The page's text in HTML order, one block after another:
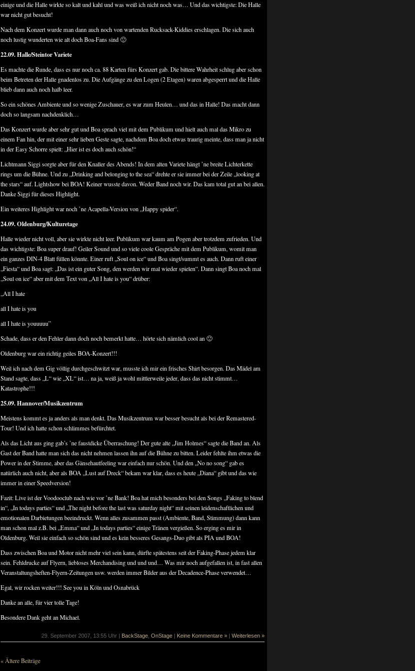
einige und die Halle wirkte so kalt und kahl und was weiß ich nicht noch was… Und das wichtigste: Die Halle
war nicht gut besucht!
Nach dem Konzert wurde man dann auch noch von wartenden Rucksack-Kiddies erschlagen. Die sich auch
noch lustig wunderten wie alt doch Boa-Fans sind 🙂
22.09. Halle/Steintor Variete
Es machte die Runde, dass es nur noch ca. 88 Karten fürs Konzert gab. Die bittere Wahrheit schlug aber schon
beim Betreten der Halle gnadenlos zu. Die Aufgänge zu den Logen (2 Etagen) waren abgesperrt und die Halle
blieb dann auch noch halb leer.
So ein schönes Ambiente und so wenige Zuschauer, es war zum Heulen… und das in Halle! Das macht dann
doch so langsam nachdenklich…
Das Konzert wurde aber sehr gut und Boa sprach viel mit dem Publikum und hielt auch mal das Mikro zu
einem Fan hin, der mit einer sehr lieben Geste sagte, nachdem Boa doch etwas traurig meinte, dass man ja nicht
in der Easy Schorre spielt: „Hier ist es doch auch schön!“
Lichtmann Siggi sorgte aber für den Knaller des Abends! In dem alten Variete hängt ’ne breite Lichterkette
rings um die Bühne. Und zu „Drinking and belonging to the sea“ drehte er sie immer bei der Zeile „looking at
the stars“ auf. Lightshow bei BOA! Keiner wusste davon. Weder Band noch wir. Das kam total gut an bei allen.
Danke Siggi für dieses Highlight.
Ein weiteres Highlight war noch ’ne Acapella-Version von „Happy spider“.
24.09. Oldenburg/Kulturetage
Halle wieder nicht voll, aber sie wirkte nicht leer. Publikum war kaum am Pogen aber trotzdem zufrieden. Und
das wichtigste: Boa super drauf! Geiler Sound und so viele coole Gespräche mit dem Publikum, womit man
ein ganzes DIN-4 Blatt füllen könnte. Einer ruft „Soul on ice“ und Boa singt/summt es auch. Dann ruft einer
„Fiesta“ und Boa sagt: „Das ist ein guter Song, den werden wir mal wieder spielen“. Dann singt Boa noch mal
„Soul on ice“ aber mit dem Text von „All I hate is you“ drüber:
„All I hate
all I hate is you
all I hate is youuuuu”
Schade, dass er den Fehler dann doch noch bemerkt hatte… hörte sich nämlich cool an 🙂
Oldenburg war ein richtig geiles BOA-Konzert!!!
Weil ich nach dem Gig völlig durchgeschwitzt war, musste ich mir ein frisches Shirt besorgen. Das Mädel am
Stand sagte, dass „L“ wie „XL“ ist… na ja, weiß ja wohl mittlerweile jeder, dass das nicht stimmt…
Katastrophe!!!
25.09. Hannover/Musikzentrum
Meistens kommt es ja anders als man denkt. Das Musikzentrum war besser besucht als bei der Remastered-
Tour! Und ich hatte schon schlimmes befürchtet.
Als das Licht aus ging gab’s ’ne faustdicke Überraschung! Der gute alte „Jim Holmes“ sagte die Band an. Als
Gast der Band hatte man sich das nicht nehmen lassen ihn auf die Bühne zu bitten. Leider fehlte ihm etwas die
Power in der Stimme, aber das Gänsehautfeeling war einfach nur schön. Und den „No no song“ gab es
natürlich auch nicht, aber als BOA „Lust auf Dreck“ bekam war klar, dass es heute „Diana“ gibt und das wie
immer in einer Speedversion!
Fazit: Live ist der Voodooclub nach wie vor ’ne Bank! Boa hat mich besonders bei den Songs „Faking to blend
in“, „In todays parties“ und „The night before the last was saturday night“ mit seinen leidenschaftlichen und
emotionalen Darbietungen beeindruckt. Wenn alles zusammen passt (Ambiente, Band, Stimmung) dann kann
man schon mal z.B. bei „Emma“ und „In todays parties“ einige Tränen vergießen. So erging es mir in
Oldenburg. Weil sie einfach so schön sind und es kein besseres Gesangs-Duo gibt als PIA und BOA!
Dass zwischen Boa und Motor nicht mehr viel sein kann, dürfte spätestens seit der Faking-Phase jedem klar
sein. Fehldrucke auf Flyern, liebloses Merchandising und und und… Was mir noch aufgefallen ist, in fast allen
Veranstaltungsheften-Flyern-Zeitungen usw. werden immer Bilder aus der Decadence-Phase verwendet…
Egal, wir rocken weiter!!! See you in Köln und Osnabrück
Danke an alle, für vier tolle Tage!
Besondere Dank geht an Michael.
29. September 2007, 13:55 Uhr | BackStage OnStage Keine Kommentare » Weiterlesen »
« Ältere Beiträge